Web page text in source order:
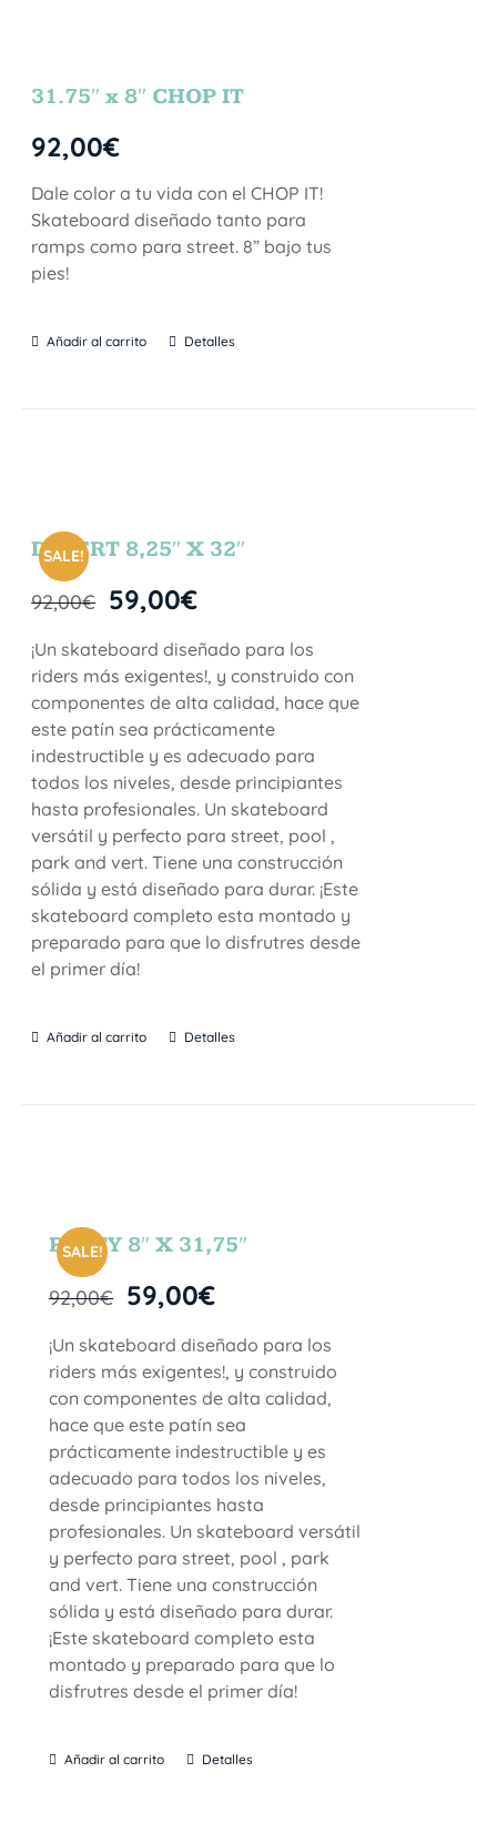
31.75″ x 8″ CHOP IT
92,00€
Dale color a tu vida con el CHOP IT!
Skateboard diseñado tanto para
ramps como para street. 8” bajo tus
pies!
Añadir al carrito Detalles
SALE!
DESERT 8,25″ X 32″
92,00€ 59,00€
¡Un skateboard diseñado para los
riders más exigentes!, y construido con
componentes de alta calidad, hace que
este patín sea prácticamente
indestructible y es adecuado para
todos los niveles, desde principiantes
hasta profesionales. Un skateboard
versátil y perfecto para street, pool ,
park and vert. Tiene una construcción
sólida y está diseñado para durar. ¡Este
skateboard completo esta montado y
preparado para que lo disfrutres desde
el primer día!
Añadir al carrito Detalles
SALE!
PARTY 8″ X 31,75″
92,00€ 59,00€
¡Un skateboard diseñado para los
riders más exigentes!, y construido
con componentes de alta calidad,
hace que este patín sea
prácticamente indestructible y es
adecuado para todos los niveles,
desde principiantes hasta
profesionales. Un skateboard versátil
y perfecto para street, pool , park
and vert. Tiene una construcción
sólida y está diseñado para durar.
¡Este skateboard completo esta
montado y preparado para que lo
disfrutres desde el primer día!
Añadir al carrito Detalles